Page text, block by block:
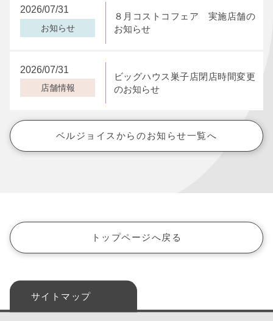
2026/07/31
お知らせ
８月コストコフェア 実施店舗の
お知らせ
2026/07/31
店舗情報
ビッグハウス巣子店閉店時間変更
のお知らせ
ベルジョイスからのお知らせ一覧へ
トップページへ戻る
サイトマップ